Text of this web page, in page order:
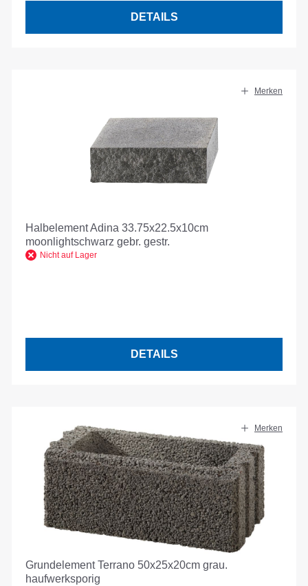
DETAILS
Merken
Halbelement Adina 33.75x22.5x10cm
moonlightschwarz gebr. gestr.
Nicht auf Lager
DETAILS
Merken
Grundelement Terrano 50x25x20cm grau.
haufwerksporig